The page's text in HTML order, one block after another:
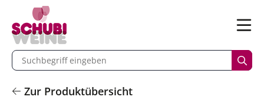
Menü
eingeben
Zur Produktübersicht